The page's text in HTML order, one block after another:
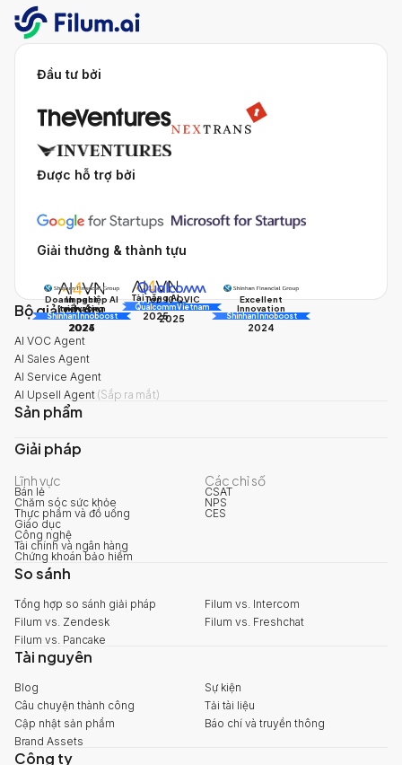
Đầu tư bởi
Được hỗ trợ bởi
Giải thưởng & thành tựu
Doanh nghiệp AI
triển vọng
AI Awards
2025
Tài năng AI
AI Awards
2025
Excellent
Innovation
Shinhan Innoboost
2024
Impact
Innovation
Shinhan Innoboost
2024
Top 10 QVIC
Qualcomm Vietnam
2025
Bộ giải pháp
AI VOC Agent
AI Sales Agent
AI Service Agent
AI Upsell Agent (Sắp ra mắt)
Sản phẩm
Giải pháp
Lĩnh vực
Bán lẻ
Chăm sóc sức khỏe
Thực phẩm và đồ uống
Giáo dục
Công nghệ
Tài chính và ngân hàng
Chứng khoán bảo hiểm
Các chỉ số
CSAT
NPS
CES
So sánh
Tổng hợp so sánh giải pháp
Filum vs. Intercom
Filum vs. Zendesk
Filum vs. Freshchat
Filum vs. Pancake
Tài nguyên
Blog
Sự kiện
Câu chuyện thành công
Tải tài liệu
Cập nhật sản phẩm
Báo chí và truyền thông
Brand Assets
Công ty